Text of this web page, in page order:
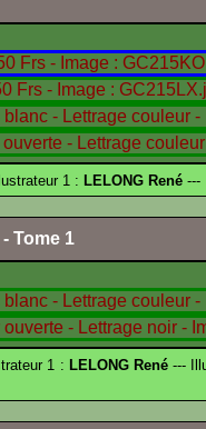
1 : LELONG René ---
Tome 1
1 : LELONG René---